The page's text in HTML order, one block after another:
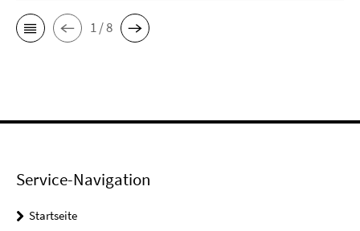
1 / 8
Service-Navigation
Startseite